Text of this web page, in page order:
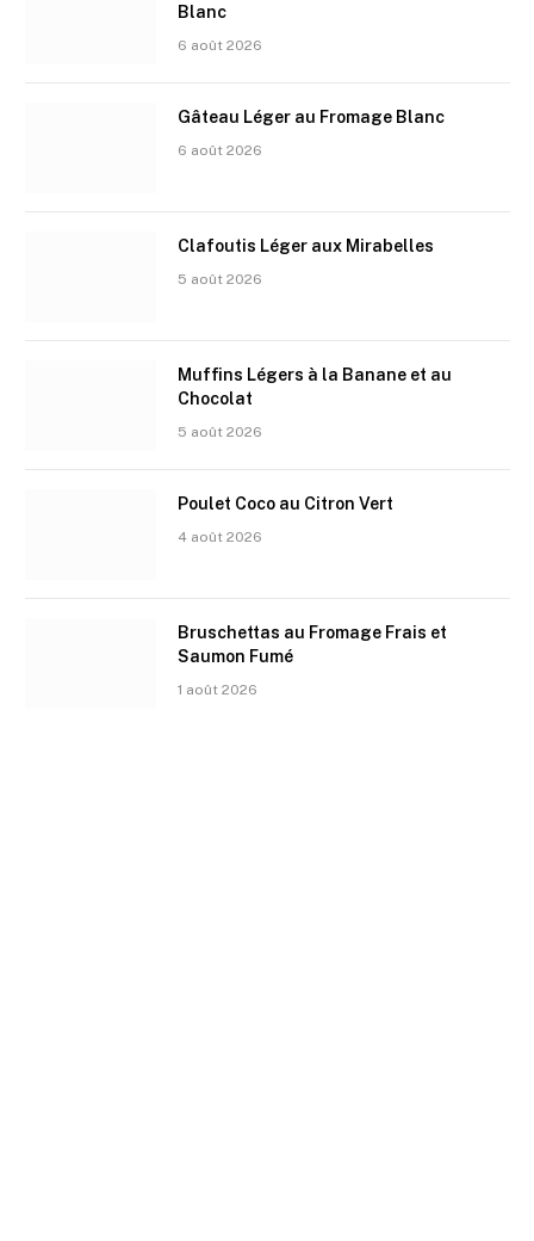
Blanc
6 août 2026
Gâteau Léger au Fromage Blanc
6 août 2026
Clafoutis Léger aux Mirabelles
5 août 2026
Muffins Légers à la Banane et au
Chocolat
5 août 2026
Poulet Coco au Citron Vert
4 août 2026
Bruschettas au Fromage Frais et
Saumon Fumé
1 août 2026